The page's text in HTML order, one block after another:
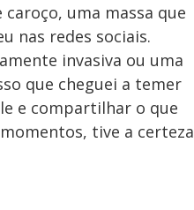
caroço, uma massa que
nas redes sociais.
invasiva ou uma
que cheguei a temer
e compartilhar o que
tive a certeza